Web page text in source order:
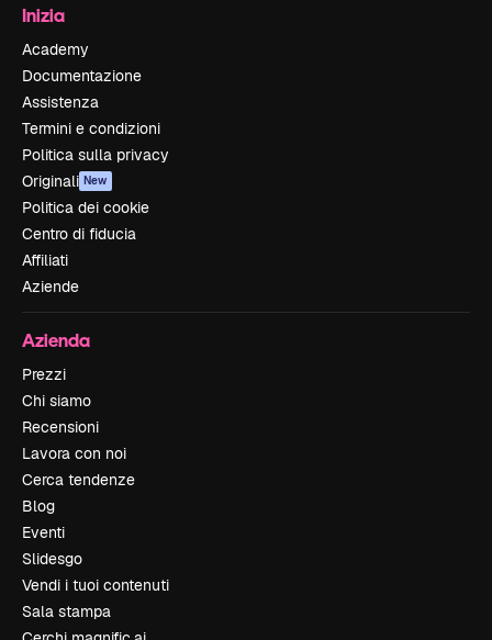
Inizia
Academy
Documentazione
Assistenza
Termini e condizioni
Politica sulla privacy
Originali New
Politica dei cookie
Centro di fiducia
Affiliati
Aziende
Azienda
Prezzi
Chi siamo
Recensioni
Lavora con noi
Cerca tendenze
Blog
Eventi
Slidesgo
Vendi i tuoi contenuti
Sala stampa